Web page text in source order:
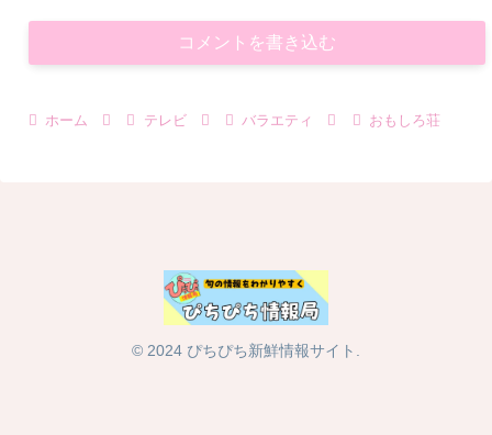
コメントを書き込む
ホーム テレビ バラエティ おもしろ荘
© 2024 ぴちぴち新鮮情報サイト.